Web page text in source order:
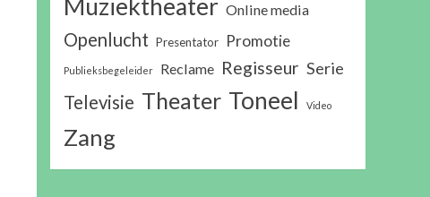
Muziektheater Online media
Openlucht Presentator Promotie
Publieksbegeleider Reclame Regisseur Serie
Televisie Theater Toneel Video
Zang